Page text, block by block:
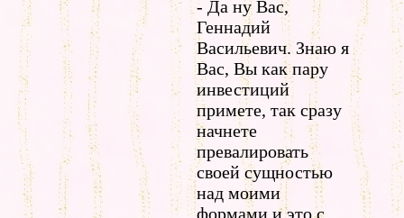
- Да ну Вас,
Геннадий
Васильевич. Знаю я
Вас, Вы как пару
инвестиций
примете, так сразу
начнете
превалировать
своей сущностью
над моими
формами и это с